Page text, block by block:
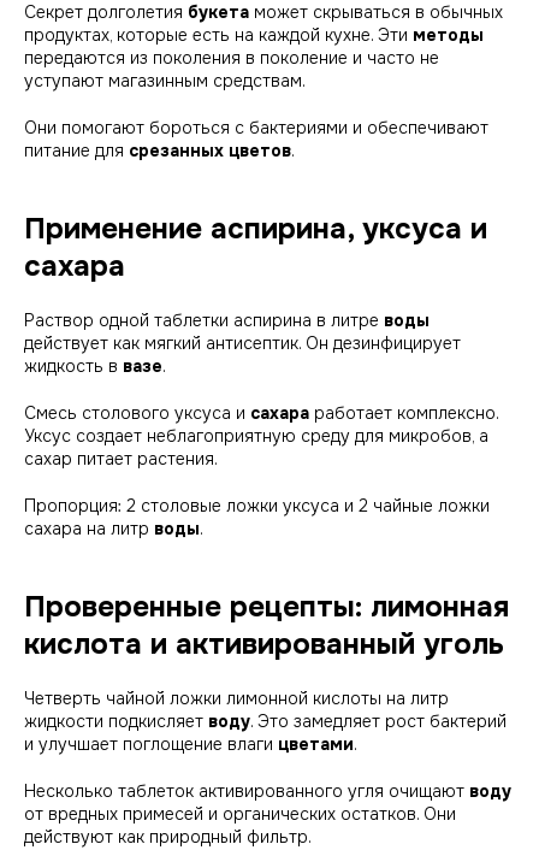
Секрет долголетия букета может скрываться в обычных
продуктах, которые есть на каждой кухне. Эти методы
передаются из поколения в поколение и часто не
уступают магазинным средствам.
Они помогают бороться с бактериями и обеспечивают
питание для срезанных цветов.
Применение аспирина, уксуса и
сахара
Раствор одной таблетки аспирина в литре воды
действует как мягкий антисептик. Он дезинфицирует
жидкость в вазе.
Смесь столового уксуса и сахара работает комплексно.
Уксус создает неблагоприятную среду для микробов, а
сахар питает растения.
Пропорция: 2 столовые ложки уксуса и 2 чайные ложки
сахара на литр воды.
Проверенные рецепты: лимонная
кислота и активированный уголь
Четверть чайной ложки лимонной кислоты на литр
жидкости подкисляет воду. Это замедляет рост бактерий
и улучшает поглощение влаги цветами.
Несколько таблеток активированного угля очищают воду
от вредных примесей и органических остатков. Они
действуют как природный фильтр.